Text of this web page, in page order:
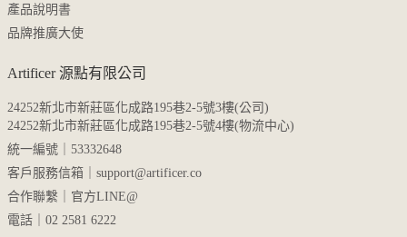
Artificer 源點有限公司
24252新北市新莊區化成路195巷2-5號3樓(公司)
24252新北市新莊區化成路195巷2-5號4樓(物流中心)
統一編號｜53332648
客戶服務信箱｜ support@artificer.co
合作聯繫｜ 官方LINE@
電話｜02 2581 6222
產品說明書
品牌推廣大使